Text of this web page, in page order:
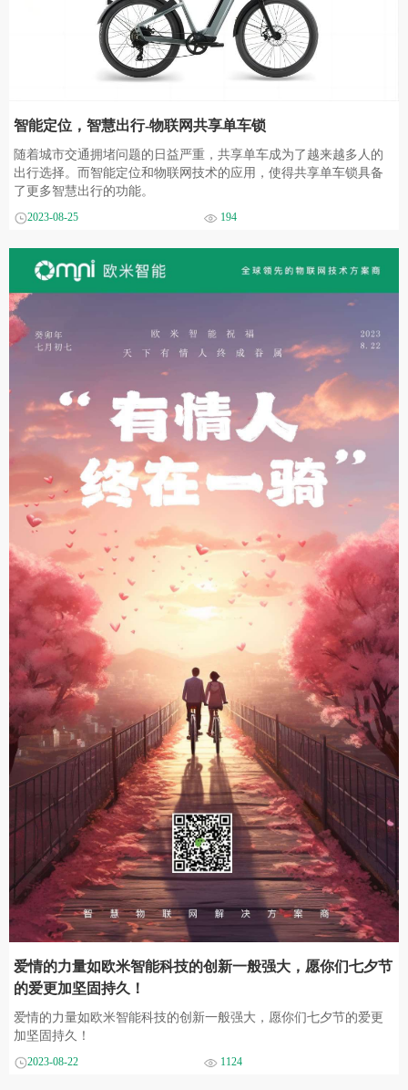
智能定位，智慧出行-物联网共享单车锁
随着城市交通拥堵问题的日益严重，共享单车成为了越来越多人的
出行选择。而智能定位和物联网技术的应用，使得共享单车锁具备
了更多智慧出行的功能。
2023-08-25 194
爱情的力量如欧米智能科技的创新一般强大，愿你们七夕节
的爱更加坚固持久！
爱情的力量如欧米智能科技的创新一般强大，愿你们七夕节的爱更
加坚固持久！
2023-08-22 1124